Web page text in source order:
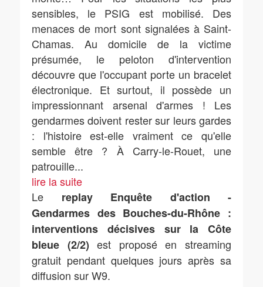
sensibles, le PSIG est mobilisé. Des
menaces de mort sont signalées à Saint-
Chamas. Au domicile de la victime
présumée, le peloton d'intervention
découvre que l'occupant porte un bracelet
électronique. Et surtout, il possède un
impressionnant arsenal d'armes ! Les
gendarmes doivent rester sur leurs gardes
: l'histoire est-elle vraiment ce qu'elle
semble être ? À Carry-le-Rouet, une
patrouille...
lire la suite
Le replay Enquête d'action -
Gendarmes des Bouches-du-Rhône :
interventions décisives sur la Côte
bleue (2/2) est proposé en streaming
gratuit pendant quelques jours après sa
diffusion sur W9.